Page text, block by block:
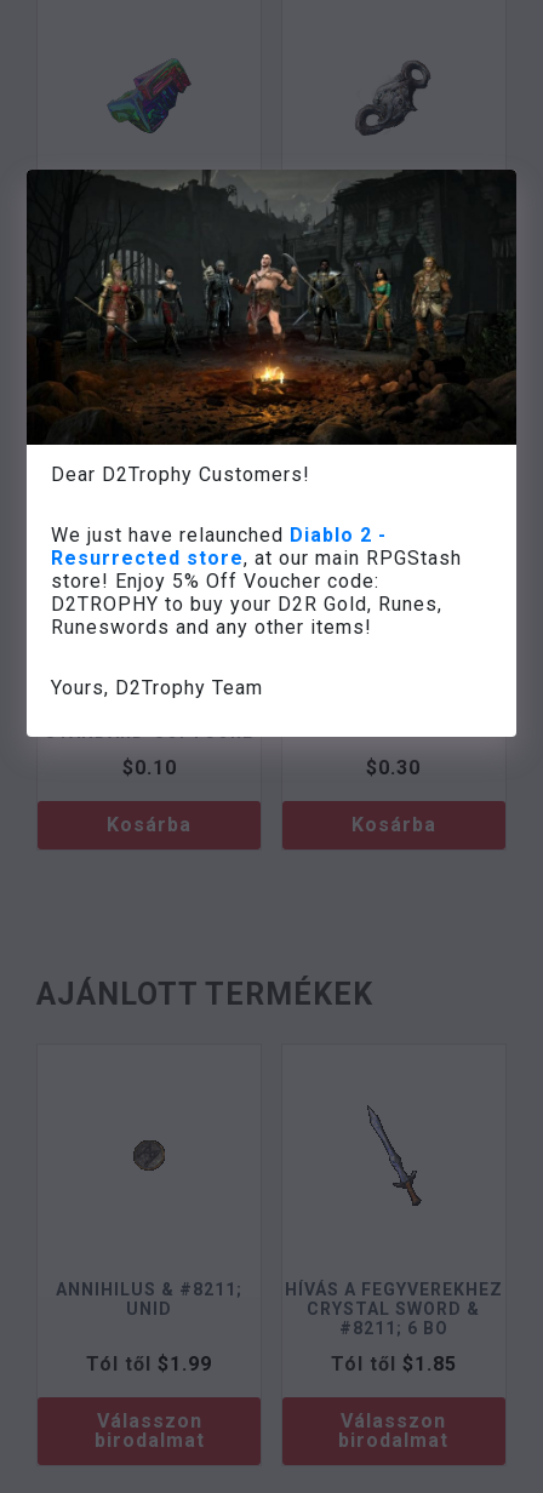
Dear D2Trophy Customers!
We just have relaunched Diablo 2 -
Resurrected store, at our main RPGStash
store! Enjoy 5% Off Voucher code:
D2TROPHY to buy your D2R Gold, Runes,
Runeswords and any other items!
Yours, D2Trophy Team
KROMATIKUS ORB
STANDARD-SOFTCORE
$0.18
Kosárba
ÖSSZEOLVADÁS
GÖMBJE
–PC-
STANDARD-SOFTCORE
$0.18
Kosárba
A TÉRKÉPÉSZ ÉS
STANDARD-SOFTCORE
$0.10
Kosárba
$0.30
Kosárba
AJÁNLOTT TERMÉKEK
ANNIHILUS & #8211;
UNID
Tól től $1.99
Válasszon
birodalmat
HÍVÁS A FEGYVEREKHEZ
CRYSTAL SWORD &
#8211; 6 BO
Tól től $1.85
Válasszon
birodalmat